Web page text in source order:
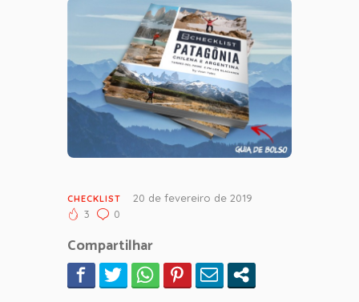
CONTATO
MKT DIGITAL
SOBRE MIM
CHECKLIST
20 de fevereiro de 2019
3
0
Compartilhar